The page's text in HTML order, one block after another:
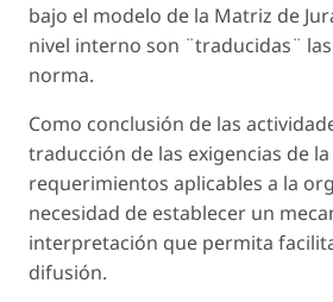
bajo el modelo de la Matriz de
nivel interno son ¨traducidas¨
norma.
Como conclusión de las
traducción de las exigencias de
requerimientos aplicables a la
necesidad de establecer un
interpretación que permita
difusión.